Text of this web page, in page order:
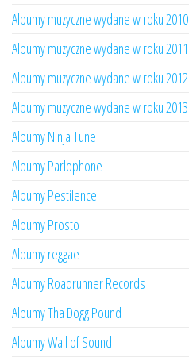
Albumy muzyczne wydane w roku 2010
Albumy muzyczne wydane w roku 2011
Albumy muzyczne wydane w roku 2012
Albumy muzyczne wydane w roku 2013
Albumy Ninja Tune
Albumy Parlophone
Albumy Pestilence
Albumy Prosto
Albumy reggae
Albumy Roadrunner Records
Albumy Tha Dogg Pound
Albumy Wall of Sound